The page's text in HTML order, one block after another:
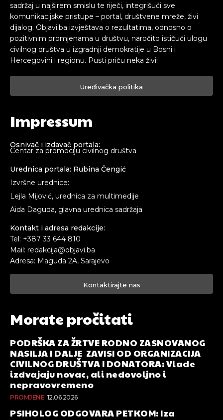
sadržaj u najširem smislu te riječi, integrišući sve
komunikacijske pristupe – portal, društvene mreže, živi
dijalog. Objavi.ba izvještava o rezultatima, odnosno o
pozitivnim promjenama u društvu, naročito ističući ulogu
civilnog društva u izgradnji demokratije u Bosni i
Hercegovini i regionu. Pusti priču neka živi!
Uređivačka politika
Impressum
Osnivač i izdavač portala:
Centar za promociju civilnog društva
Urednica portala: Rubina Čengić
Izvršne urednice:
Lejla Mijović, urednica za multimedije
Aida Daguda, glavna urednica sadržaja
Kontakt i adresa redakcije:
Tel: +387 33 644 810
Mail: redakcija@objavi.ba
Adresa: Maguda 2A, Sarajevo
Kontaktirajte nas
Morate pročitati
PODRŠKA ZA ŽRTVE RODNO ZASNOVANOG
NASILJA I DALJE ZAVISI OD ORGANIZACIJA
CIVILNOG DRUŠTVA I DONATORA: Vlade
izdvajaju novac, ali nedovoljno i
nepravovremeno
PROMJENE 12.06.2026
PSIHOLOG ODGOVARA PETKOM: Iza